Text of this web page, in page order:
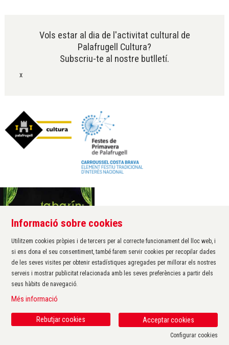
Vols estar al dia de l'activitat cultural de
Palafrugell Cultura?
Subscriu-te al nostre butlletí.
x
Àrea de cultura de l'Ajuntament de Palafrugell
Carrer Santa Margarida, 1
17200 Palafrugell
972 611 172 · cultura@palafrugell.cat
Sitemap | Avís Legal
Protecció de dades
| Accessibilitat
Informació sobre cookies
Utilitzem cookies pròpies i de tercers per al correcte funcionament del lloc web, i
si ens dona el seu consentiment, també farem servir cookies per recopilar dades
de les seves visites per obtenir estadístiques agregades per millorar els nostres
serveis i mostrar publicitat relacionada amb les seves preferències a partir dels
seus hàbits de navegació.
Més informació
Acceptar cookies
Rebutjar cookies
Configurar cookies